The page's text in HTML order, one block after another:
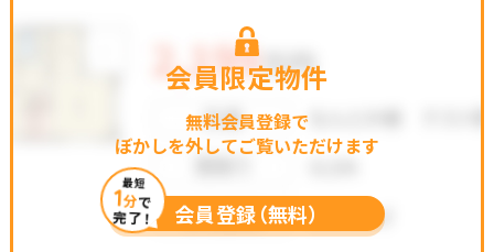
会員限定物件
無料会員登録で
ぼかしを外してご覧いただけます
最短
1分で
完了！ 会員登録（無料）